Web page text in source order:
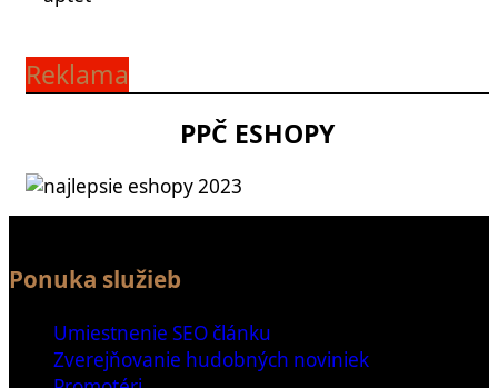
Reklama
PPČ ESHOPY
Ponuka služieb
Umiestnenie SEO článku
Zverejňovanie hudobných noviniek